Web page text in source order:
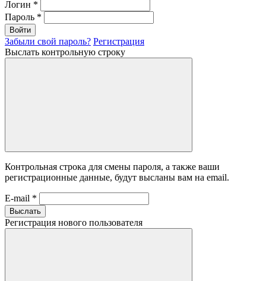
Логин *
Пароль *
Войти
Забыли свой пароль? Регистрация
Выслать контрольную строку
Контрольная строка для смены пароля, а также ваши
регистрационные данные, будут высланы вам на email.
E-mail *
Выслать
Регистрация нового пользователя